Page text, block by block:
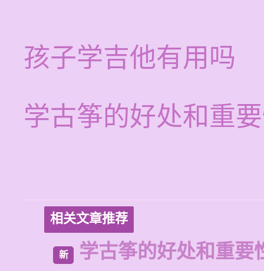
孩子学吉他有用吗
学古筝的好处和重
相关文章推荐
新 学古筝的好处和重要